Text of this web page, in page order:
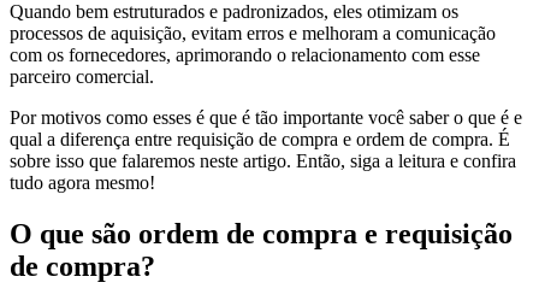
Quando bem estruturados e padronizados, eles otimizam os
processos de aquisição, evitam erros e melhoram a comunicação
com os fornecedores, aprimorando o relacionamento com esse
parceiro comercial.
Por motivos como esses é que é tão importante você saber o que é e
qual a diferença entre requisição de compra e ordem de compra. É
sobre isso que falaremos neste artigo. Então, siga a leitura e confira
tudo agora mesmo!
O que são ordem de compra e requisição
de compra?